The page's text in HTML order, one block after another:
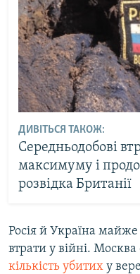
ДИВІТЬСЯ ТАКОЖ:
Середньодобові
максимуму і
розвідка Британії
Росія й Україна майже
втрати у війні. Москва
кількість убитих у